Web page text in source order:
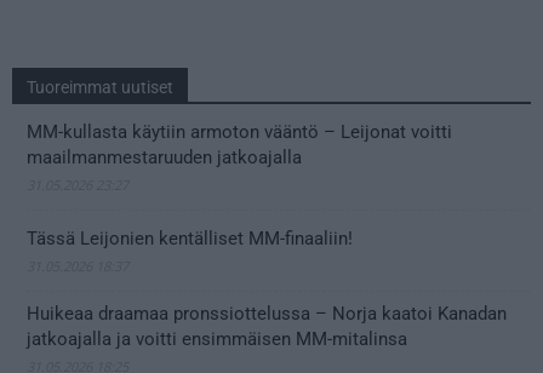
Tuoreimmat uutiset
MM-kullasta käytiin armoton vääntö – Leijonat voitti
maailmanmestaruuden jatkoajalla
Tässä Leijonien kentälliset MM-finaaliin!
Huikeaa draamaa pronssiottelussa – Norja kaatoi Kanadan
jatkoajalla ja voitti ensimmäisen MM-mitalinsa